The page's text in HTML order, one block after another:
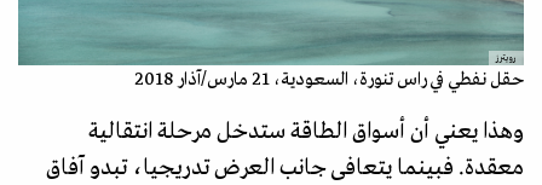
رويترز
حقل نفطي في راس تنورة، السعودية، 21 مارس/آذار 2018
وهذا يعني أن أسواق الطاقة ستدخل مرحلة انتقالية
معقدة. فبينما يتعافى جانب العرض تدريجيا، تبدو آفاق